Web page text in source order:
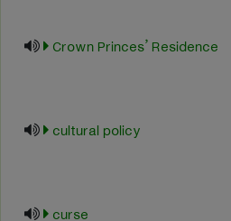
Crown Princes’ Residence
cultural policy
curse